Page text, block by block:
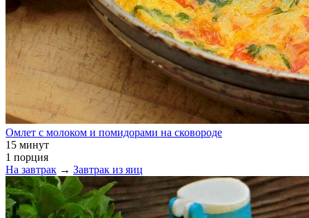
Омлет с молоком и помидорами на сковороде
15 минут
1 порция
На завтрак → Завтрак из яиц